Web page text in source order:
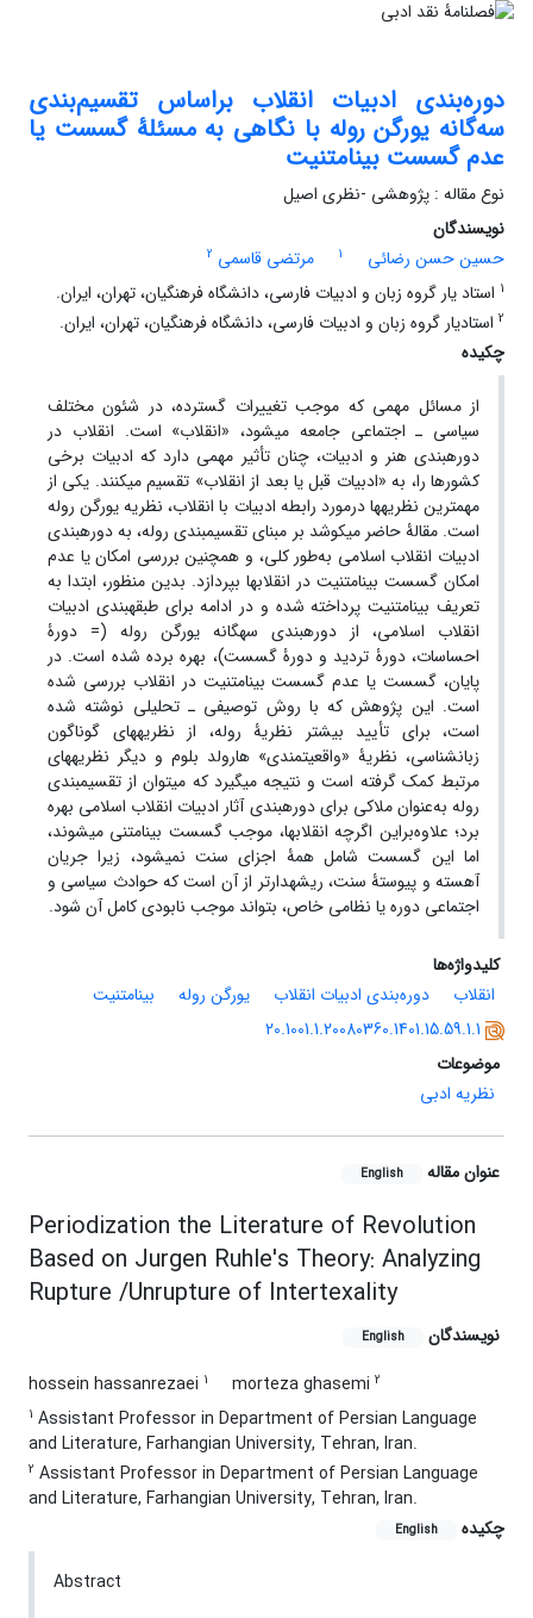
دوره‌بندی ادبیات انقلاب براساس تقسیم‌بندی
سه‌گانه یورگن روله با نگاهی به مسئلۀ گسست یا
عدم گسست بینامتنیت
نوع مقاله : پژوهشی -نظری اصیل
نویسندگان
حسین حسن رضائی
1 مرتضی قاسمی 2
1 استاد یار گروه زبان و ادبیات فارسی، دانشگاه فرهنگیان، تهران، ایران.
2 استادیار گروه زبان و ادبیات فارسی، دانشگاه فرهنگیان، تهران، ایران.
چکیده
از مسائل مهمی که موجب تغییرات گسترده، در شئون مختلف
سیاسی ـ اجتماعی جامعه می‏شود، «انقلاب» است. انقلاب در
دوره‏بندی هنر و ادبیات، چنان تأثیر مهمی دارد که ادبیات برخی
کشورها را، به «ادبیات قبل یا بعد از انقلاب» تقسیم می‏کنند. یکی از
مهم‏ترین نظریه‏ها درمورد رابطه ادبیات با انقلاب، نظریه یورگن روله
است. مقالۀ حاضر می‏کوشد بر مبنای تقسیم‏بندی روله، به دوره‏بندی
ادبیات انقلاب اسلامی به‌طور کلی، و همچنین بررسی امکان یا عدم
امکان گسست بینامتنیت در انقلاب‏ها بپردازد. بدین منظور، ابتدا به
تعریف بینامتنیت پرداخته شده و در ادامه برای طبقه‏بندی ادبیات
انقلاب اسلامی، از دوره‏بندی سه‏گانه یورگن روله (= دورۀ
احساسات، دورۀ تردید و دورۀ گسست)، بهره برده‏ شده است. در
پایان، گسست یا عدم گسست بینامتنیت در انقلاب بررسی شده
است. این پژوهش که با روش توصیفی ـ تحلیلی نوشته شده
است، برای تأیید بیشتر نظریۀ روله، از نظریه‏های گوناگون
زبان‏شناسی، نظریۀ «واقعیت‏مندی» هارولد بلوم و دیگر نظریه‏های
مرتبط کمک گرفته است و نتیجه می‏گیرد که می‏توان از تقسیم‏بندی
روله به‌عنوان ملاکی برای دوره‏بندی آثار ادبیات انقلاب اسلامی بهره
برد؛ علاوه‌براین اگرچه انقلاب‏ها، موجب گسست بینامتنی می‏شوند،
اما این گسست شامل همۀ اجزای سنت نمی‏شود، زیرا جریان
آهسته و پیوستۀ سنت، ریشه‏دارتر از آن است که حوادث سیاسی و
اجتماعی دوره یا نظامی خاص، بتواند موجب نابودی کامل آن شود.
کلیدواژه‌ها
انقلاب
دوره‌بندی ادبیات انقلاب یورگن روله
بینامتنیت
20.1001.1.20080360.1401.15.59.1.1
موضوعات
نظریه ادبی
عنوان مقاله English
Periodization the Literature of Revolution
Based on Jurgen Ruhle's Theory: Analyzing
Rupture /Unrupture of Intertexality
نویسندگان English
hossein hassanrezaei 1 morteza ghasemi 2
1 Assistant Professor in Department of Persian Language
and Literature, Farhangian University, Tehran, Iran.
2 Assistant Professor in Department of Persian Language
and Literature, Farhangian University, Tehran, Iran.
چکیده
English
Abstract